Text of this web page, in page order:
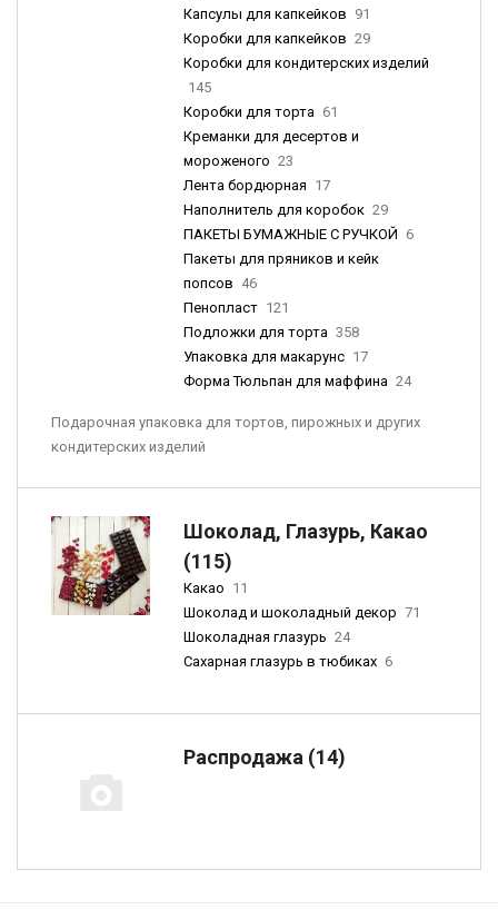
Капсулы для капкейков 91
Коробки для капкейков 29
Коробки для кондитерских изделий
145
Коробки для торта 61
Креманки для десертов и
мороженого 23
Лента бордюрная 17
Наполнитель для коробок 29
ПАКЕТЫ БУМАЖНЫЕ С РУЧКОЙ 6
Пакеты для пряников и кейк
попсов 46
Пенопласт 121
Подложки для торта 358
Упаковка для макарунс 17
Форма Тюльпан для маффина 24
Подарочная упаковка для тортов, пирожных и других
кондитерских изделий
Шоколад, Глазурь, Какао
(115)
Какао 11
Шоколад и шоколадный декор 71
Шоколадная глазурь 24
Сахарная глазурь в тюбиках 6
Распродажа (14)